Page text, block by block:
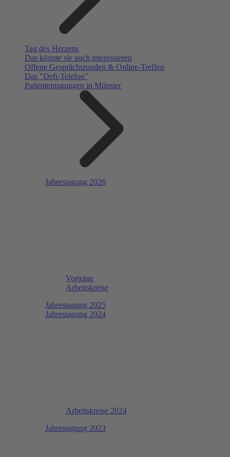
Tag des Herzens
Das könnte sie auch interessieren
Offene Gesprächsrunden & Online-Treffen
Das "Defi-Telefon"
Patiententagungen in Münster
Jahrestagung 2026
Vorträge
Arbeitskreise
Jahrestagung 2025
Jahrestagung 2024
Arbeitskreise 2024
Jahrestagung 2023